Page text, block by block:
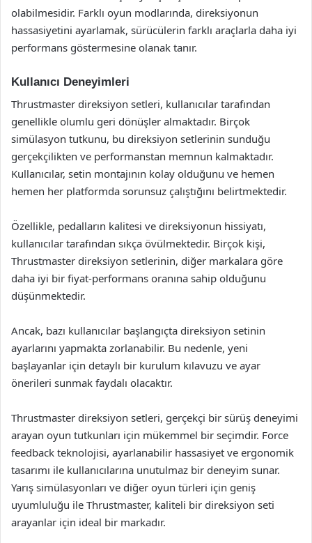
olabilmesidir. Farklı oyun modlarında, direksiyonun
hassasiyetini ayarlamak, sürücülerin farklı araçlarla daha iyi
performans göstermesine olanak tanır.
Kullanıcı Deneyimleri
Thrustmaster direksiyon setleri, kullanıcılar tarafından
genellikle olumlu geri dönüşler almaktadır. Birçok
simülasyon tutkunu, bu direksiyon setlerinin sunduğu
gerçekçilikten ve performanstan memnun kalmaktadır.
Kullanıcılar, setin montajının kolay olduğunu ve hemen
hemen her platformda sorunsuz çalıştığını belirtmektedir.
Özellikle, pedalların kalitesi ve direksiyonun hissiyatı,
kullanıcılar tarafından sıkça övülmektedir. Birçok kişi,
Thrustmaster direksiyon setlerinin, diğer markalara göre
daha iyi bir fiyat-performans oranına sahip olduğunu
düşünmektedir.
Ancak, bazı kullanıcılar başlangıçta direksiyon setinin
ayarlarını yapmakta zorlanabilir. Bu nedenle, yeni
başlayanlar için detaylı bir kurulum kılavuzu ve ayar
önerileri sunmak faydalı olacaktır.
Thrustmaster direksiyon setleri, gerçekçi bir sürüş deneyimi
arayan oyun tutkunları için mükemmel bir seçimdir. Force
feedback teknolojisi, ayarlanabilir hassasiyet ve ergonomik
tasarımı ile kullanıcılarına unutulmaz bir deneyim sunar.
Yarış simülasyonları ve diğer oyun türleri için geniş
uyumluluğu ile Thrustmaster, kaliteli bir direksiyon seti
arayanlar için ideal bir markadır.